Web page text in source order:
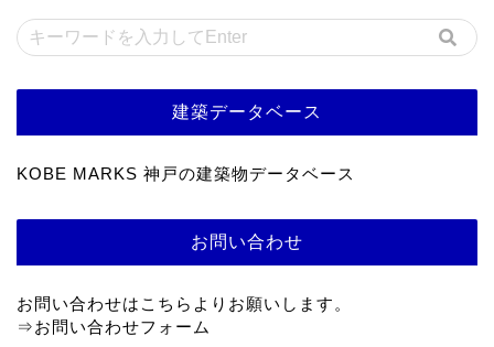
建築データベース
KOBE MARKS 神戸の建築物データベース
お問い合わせ
お問い合わせはこちらよりお願いします。
⇒お問い合わせフォーム